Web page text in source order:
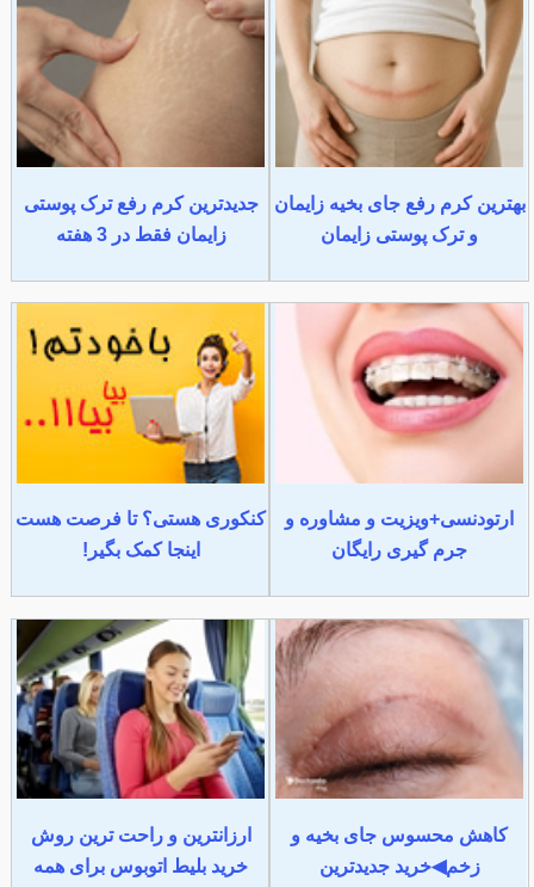
بهترین کرم رفع جای بخیه زایمان
و ترک پوستی زایمان
جدیدترین کرم رفع ترک پوستی
زایمان فقط در 3 هفته
ارتودنسی+ویزیت و مشاوره و
جرم گیری رایگان
کنکوری هستی؟ تا فرصت هست
اینجا کمک بگیر!
کاهش محسوس جای بخیه و
زخم◀خرید جدیدترین
ارزانترین و راحت ترین روش
خرید بلیط اتوبوس برای همه